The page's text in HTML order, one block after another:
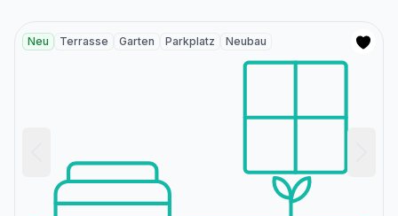
Neu Terrasse Garten Parkplatz Neubau